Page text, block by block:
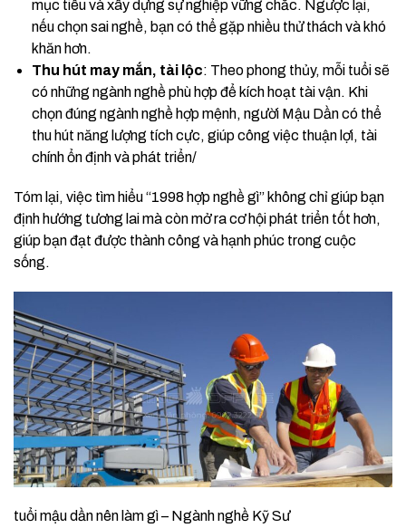
mục tiêu và xây dựng sự nghiệp vững chắc. Ngược lại,
nếu chọn sai nghề, bạn có thể gặp nhiều thử thách và khó
khăn hơn.
Thu hút may mắn, tài lộc: Theo phong thủy, mỗi tuổi sẽ
có những ngành nghề phù hợp để kích hoạt tài vận. Khi
chọn đúng ngành nghề hợp mệnh, người Mậu Dần có thể
thu hút năng lượng tích cực, giúp công việc thuận lợi, tài
chính ổn định và phát triển/
Tóm lại, việc tìm hiểu “1998 hợp nghề gì” không chỉ giúp bạn
định hướng tương lai mà còn mở ra cơ hội phát triển tốt hơn,
giúp bạn đạt được thành công và hạnh phúc trong cuộc
sống.
tuổi mậu dần nên làm gì – Ngành nghề Kỹ Sư